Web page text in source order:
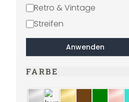
Retro & Vintage
Streifen
Anwenden
FARBE
silberbuntgold grünkupfer